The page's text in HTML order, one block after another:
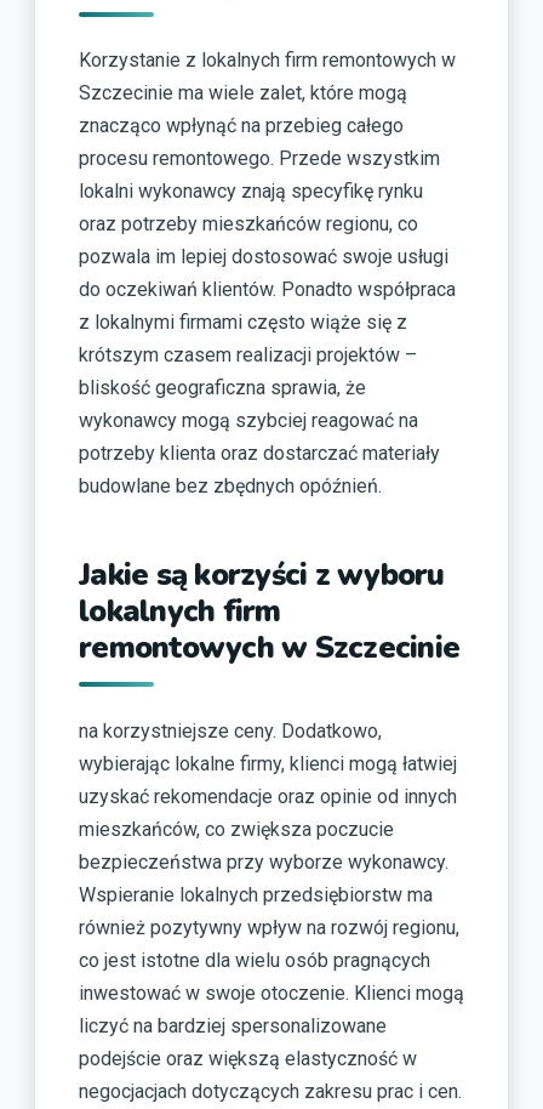
Korzystanie z lokalnych firm remontowych w
Szczecinie ma wiele zalet, które mogą
znacząco wpłynąć na przebieg całego
procesu remontowego. Przede wszystkim
lokalni wykonawcy znają specyfikę rynku
oraz potrzeby mieszkańców regionu, co
pozwala im lepiej dostosować swoje usługi
do oczekiwań klientów. Ponadto współpraca
z lokalnymi firmami często wiąże się z
krótszym czasem realizacji projektów –
bliskość geograficzna sprawia, że
wykonawcy mogą szybciej reagować na
potrzeby klienta oraz dostarczać materiały
budowlane bez zbędnych opóźnień.
Jakie są korzyści z wyboru
lokalnych firm
remontowych w Szczecinie
na korzystniejsze ceny. Dodatkowo,
wybierając lokalne firmy, klienci mogą łatwiej
uzyskać rekomendacje oraz opinie od innych
mieszkańców, co zwiększa poczucie
bezpieczeństwa przy wyborze wykonawcy.
Wspieranie lokalnych przedsiębiorstw ma
również pozytywny wpływ na rozwój regionu,
co jest istotne dla wielu osób pragnących
inwestować w swoje otoczenie. Klienci mogą
liczyć na bardziej spersonalizowane
podejście oraz większą elastyczność w
negocjacjach dotyczących zakresu prac i cen.